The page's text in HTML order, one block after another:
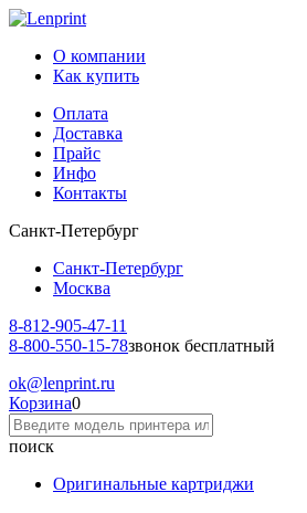
О компании
Как купить
Оплата
Доставка
Прайс
Инфо
Контакты
Санкт-Петербург
Санкт-Петербург
Москва
8-812-905-47-11
8-800-550-15-78звонок бесплатный
ok@lenprint.ru
Корзина0
поиск
Оригинальные картриджи